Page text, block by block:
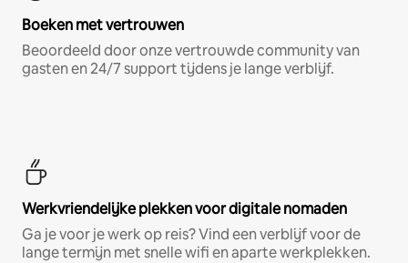
Boeken met vertrouwen
Beoordeeld door onze vertrouwde community van
gasten en 24/7 support tijdens je lange verblijf.
Werkvriendelijke plekken voor digitale nomaden
Ga je voor je werk op reis? Vind een verblijf voor de
lange termijn met snelle wifi en aparte werkplekken.